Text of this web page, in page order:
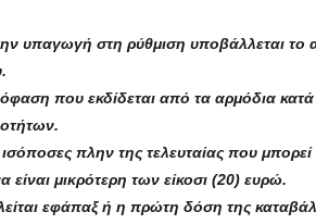
υπαγωγή στη ρύθμιση υποβάλλεται
που εκδίδεται από τα αρμόδια
ισόποσες πλην της τελευταίας που
είναι μικρότερη των είκοσι (20) ευρώ.
εφάπαξ ή η πρώτη δόση της